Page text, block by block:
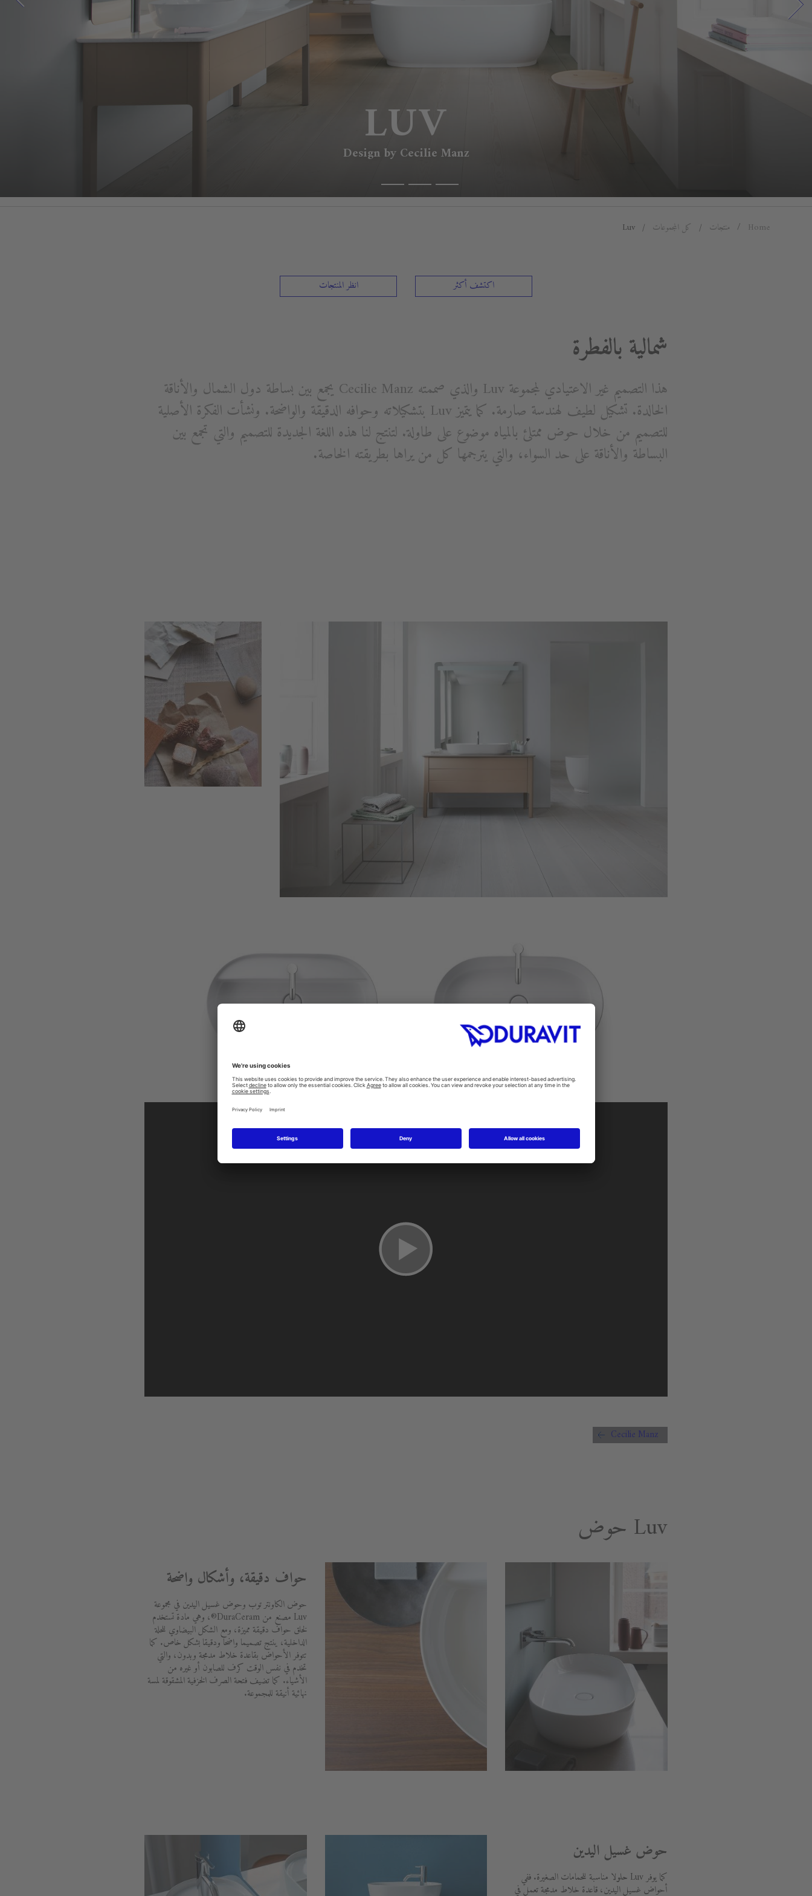
LUV
Design by Cecilie Manz
Home منتجات كل المجموعات Luv
اكتشف أكثر انظر المنتجات
شمالية بالفطرة
هذا التصميم غير الاعتيادي لمجموعة Luv والذي صممته Cecilie Manz يجمع بين بساطة دول الشمال والأناقة
الخالدة. تشكيل لطيف لهندسة صارمة. كما يتميز Luv بتشكيلاته وحوافه الدقيقة والواضحة. ونشأت الفكرة الأصلية
للتصميم من خلال حوض ممتلئ بالمياه موضوع على طاولة. لتنتج لنا هذه اللغة الجديدة للتصميم والتي تجمع بين
البساطة والأناقة على حد السواء، والتي يترجمها كل من يراها بطريقته الخاصة.
Cecilie Manz
Luv حوض
حواف دقيقة، وأشكال واضحة
حوض الكاونتر توب وحوض غسيل اليدين في مجموعة
Luv مصنع من DuraCeram®، وهي مادة تستخدم
لخلق حواف دقيقة مميزة، ومع الشكل البيضاوي للحلة
الداخلية، ينتج تصميما واضحا ودقيقا بشكل خاص. كما
تتوفر الأحواض بقاعدة خلاط مدمجة وبدون، والتي
تخدم في نفس الوقت كرف للصابون أو غيره من
الأشياء. كما تضيف فتحة الصرف الخزفية المشقوقة لمسة
نهائية أنيقة للمجموعة.
حوض غسيل اليدين
كما يوفر Luv حلولا مناسبة للحمامات الصغيرة. ففي
أحواض غسيل اليدين، قاعدة خلاط مدمجة تعمل في